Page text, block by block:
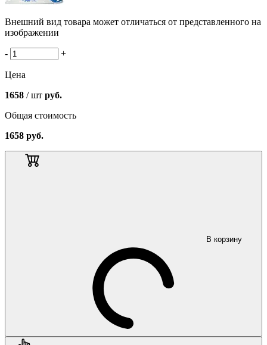
Внешний вид товара может отличаться от представленного на
изображении
- +
Цена
1658 / шт руб.
Общая стоимость
1658 руб.
В корзину